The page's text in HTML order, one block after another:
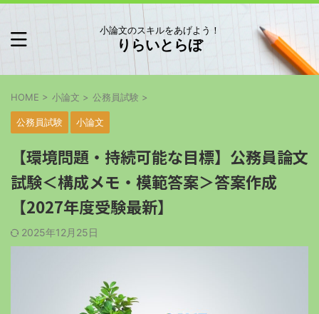
小論文のスキルをあげよう！
りらいとらぼ
HOME > 小論文 > 公務員試験 >
公務員試験 小論文
【環境問題・持続可能な目標】公務員論文
試験＜構成メモ・模範答案＞答案作成
【2027年度受験最新】
2025年12月25日